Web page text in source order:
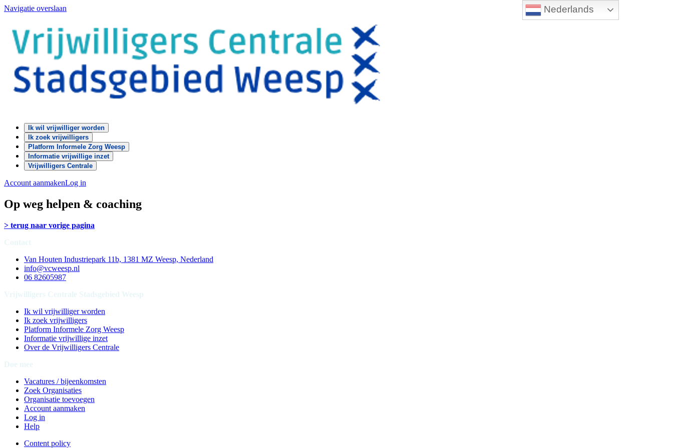
Nederlands
Navigatie overslaan
Ik wil vrijwilliger worden
Ik zoek vrijwilligers
Platform Informele Zorg Weesp
Informatie vrijwillige inzet
Vrijwilligers Centrale
Account aanmakenLog in
Op weg helpen & coaching
> terug naar vorige pagina
Van Houten Industriepark 11b, 1381 MZ Weesp, Nederland
info@vcweesp.nl
06 82605987
Ik wil vrijwilliger worden
Ik zoek vrijwilligers
Platform Informele Zorg Weesp
Informatie vrijwillige inzet
Over de Vrijwilligers Centrale
Vacatures / bijeenkomsten
Zoek Organisaties
Organisatie toevoegen
Account aanmaken
Log in
Help
Content policy